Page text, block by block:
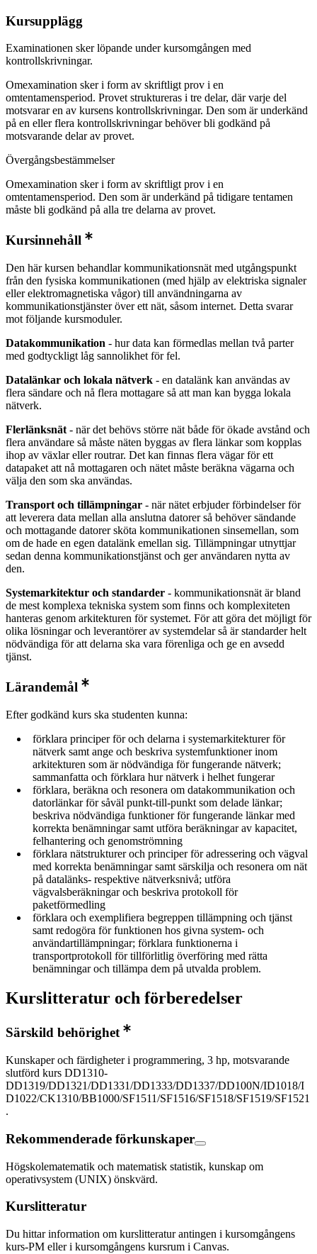
Kursupplägg
Examinationen sker löpande under kursomgången med
kontrollskrivningar.
Omexamination sker i form av skriftligt prov i en
omtentamensperiod. Provet struktureras i tre delar, där varje del
motsvarar en av kursens kontrollskrivningar. Den som är underkänd
på en eller flera kontrollskrivningar behöver bli godkänd på
motsvarande delar av provet.
Övergångsbestämmelser
Omexamination sker i form av skriftligt prov i en
omtentamensperiod. Den som är underkänd på tidigare tentamen
måste bli godkänd på alla tre delarna av provet.
Kursinnehåll
Den här kursen behandlar kommunikationsnät med utgångspunkt
från den fysiska kommunikationen (med hjälp av elektriska signaler
eller elektromagnetiska vågor) till användningarna av
kommunikationstjänster över ett nät, såsom internet. Detta svarar
mot följande kursmoduler.
Datakommunikation - hur data kan förmedlas mellan två parter
med godtyckligt låg sannolikhet för fel.
Datalänkar och lokala nätverk - en datalänk kan användas av
flera sändare och nå flera mottagare så att man kan bygga lokala
nätverk.
Flerlänksnät - när det behövs större nät både för ökade avstånd och
flera användare så måste näten byggas av flera länkar som kopplas
ihop av växlar eller routrar. Det kan finnas flera vägar för ett
datapaket att nå mottagaren och nätet måste beräkna vägarna och
välja den som ska användas.
Transport och tillämpningar - när nätet erbjuder förbindelser för
att leverera data mellan alla anslutna datorer så behöver sändande
och mottagande datorer sköta kommunikationen sinsemellan, som
om de hade en egen datalänk emellan sig. Tillämpningar utnyttjar
sedan denna kommunikationstjänst och ger användaren nytta av
den.
Systemarkitektur och standarder - kommunikationsnät är bland
de mest komplexa tekniska system som finns och komplexiteten
hanteras genom arkitekturen för systemet. För att göra det möjligt för
olika lösningar och leverantörer av systemdelar så är standarder helt
nödvändiga för att delarna ska vara förenliga och ge en avsedd
tjänst.
Lärandemål
Efter godkänd kurs ska studenten kunna:
förklara principer för och delarna i systemarkitekturer för
nätverk samt ange och beskriva systemfunktioner inom
arkitekturen som är nödvändiga för fungerande nätverk;
sammanfatta och förklara hur nätverk i helhet fungerar
förklara, beräkna och resonera om datakommunikation och
datorlänkar för såväl punkt-till-punkt som delade länkar;
beskriva nödvändiga funktioner för fungerande länkar med
korrekta benämningar samt utföra beräkningar av kapacitet,
felhantering och genomströmning
förklara nätstrukturer och principer för adressering och vägval
med korrekta benämningar samt särskilja och resonera om nät
på datalänks- respektive nätverksnivå; utföra
vägvalsberäkningar och beskriva protokoll för
paketförmedling
förklara och exemplifiera begreppen tillämpning och tjänst
samt redogöra för funktionen hos givna system- och
användartillämpningar; förklara funktionerna i
transportprotokoll för tillförlitlig överföring med rätta
benämningar och tillämpa dem på utvalda problem.
Kurslitteratur och förberedelser
Särskild behörighet
Kunskaper och färdigheter i programmering, 3 hp, motsvarande
slutförd kurs DD1310-
DD1319/DD1321/DD1331/DD1333/DD1337/DD100N/ID1018/I
D1022/CK1310/BB1000/SF1511/SF1516/SF1518/SF1519/SF1521
.
Rekommenderade förkunskaper
Högskolematematik och matematisk statistik, kunskap om
operativsystem (UNIX) önskvärd.
Kurslitteratur
Du hittar information om kurslitteratur antingen i kursomgångens
kurs-PM eller i kursomgångens kursrum i Canvas.